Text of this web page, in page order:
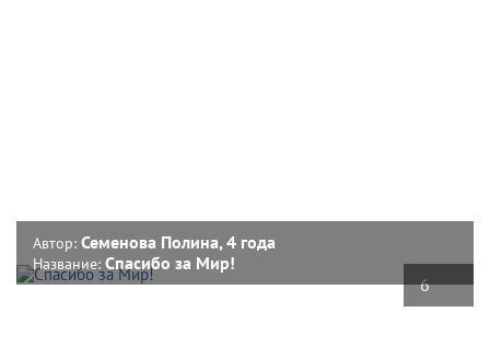
6
Автор: Семенова Полина, 4 года
Название: Спасибо за Мир!